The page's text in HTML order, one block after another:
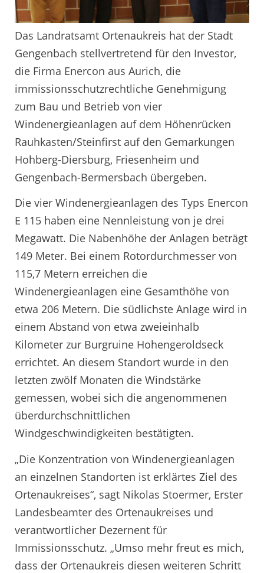
Das Landratsamt Ortenaukreis hat der Stadt
Gengenbach stellvertretend für den Investor,
die Firma Enercon aus Aurich, die
immissionsschutzrechtliche Genehmigung
zum Bau und Betrieb von vier
Windenergieanlagen auf dem Höhenrücken
Rauhkasten/Steinfirst auf den Gemarkungen
Hohberg-Diersburg, Friesenheim und
Gengenbach-Bermersbach übergeben.
Die vier Windenergieanlagen des Typs Enercon
E 115 haben eine Nennleistung von je drei
Megawatt. Die Nabenhöhe der Anlagen beträgt
149 Meter. Bei einem Rotordurchmesser von
115,7 Metern erreichen die
Windenergieanlagen eine Gesamthöhe von
etwa 206 Metern. Die südlichste Anlage wird in
einem Abstand von etwa zweieinhalb
Kilometer zur Burgruine Hohengeroldseck
errichtet. An diesem Standort wurde in den
letzten zwölf Monaten die Windstärke
gemessen, wobei sich die angenommenen
überdurchschnittlichen
Windgeschwindigkeiten bestätigten.
„Die Konzentration von Windenergieanlagen
an einzelnen Standorten ist erklärtes Ziel des
Ortenaukreises“, sagt Nikolas Stoermer, Erster
Landesbeamter des Ortenaukreises und
verantwortlicher Dezernent für
Immissionsschutz. „Umso mehr freut es mich,
dass der Ortenaukreis diesen weiteren Schritt